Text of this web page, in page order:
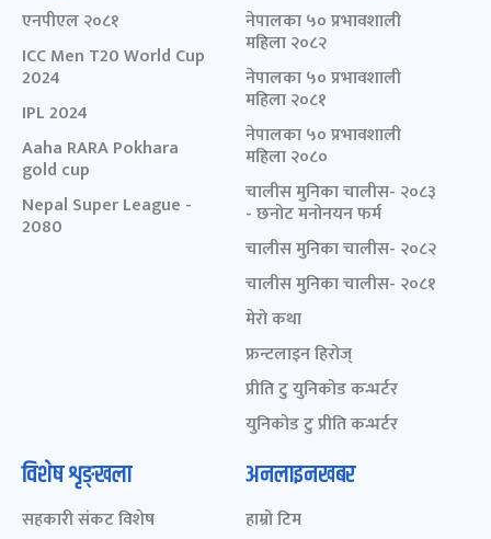
एनपीएल २०८१
ICC Men T20 World Cup
2024
IPL 2024
Aaha RARA Pokhara
gold cup
Nepal Super League -
2080
नेपालका ५० प्रभावशाली
महिला २०८२
नेपालका ५० प्रभावशाली
महिला २०८१
नेपालका ५० प्रभावशाली
महिला २०८०
चालीस मुनिका चालीस- २०८३
- छनोट मनोनयन फर्म
चालीस मुनिका चालीस- २०८२
चालीस मुनिका चालीस- २०८१
मेरो कथा
फ्रन्टलाइन हिरोज्
प्रीति टु युनिकोड कन्भर्टर
युनिकोड टु प्रीति कन्भर्टर
विशेष शृङ्खला
सहकारी संकट विशेष
अनलाइनखबर
हाम्रो टिम